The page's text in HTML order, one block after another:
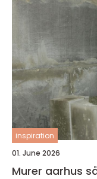
inspiration
01. June 2026
Murer aarhus sådan vælger du den rette